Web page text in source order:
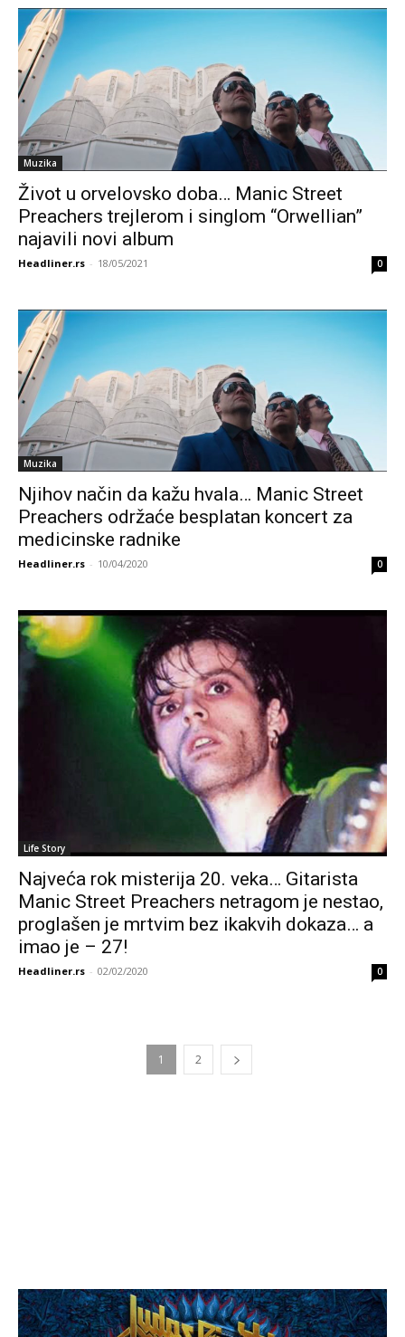
Muzika
Život u orvelovsko doba… Manic Street
Preachers trejlerom i singlom “Orwellian”
najavili novi album
Headliner.rs - 18/05/2021 0
Muzika
Njihov način da kažu hvala… Manic Street
Preachers održaće besplatan koncert za
medicinske radnike
Headliner.rs - 10/04/2020 0
Life Story
Najveća rok misterija 20. veka… Gitarista
Manic Street Preachers netragom je nestao,
proglašen je mrtvim bez ikakvih dokaza… a
imao je – 27!
Headliner.rs - 02/02/2020 0
1 2